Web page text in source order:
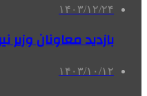
۱۴۰۳/۱۲/۲۴
بازدید معاونان وزیر
۱۴۰۳/۱۰/۱۲